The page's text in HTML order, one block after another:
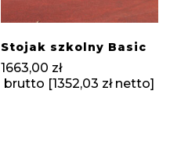
Stojak szkolny Basic
1663,00 zł
brutto [1352,03 złnetto]